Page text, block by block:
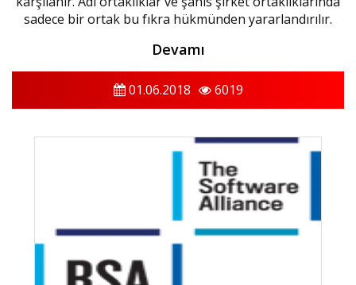
sadece bir ortak bu fıkra hükmünden yararlandırılır.
Devamı
01.06.2018 6019